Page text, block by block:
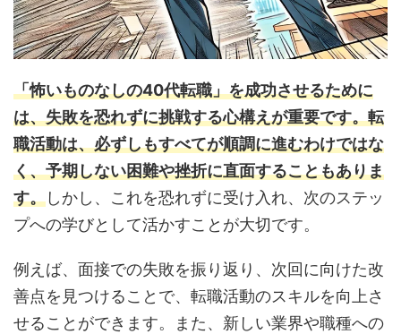
「怖いものなしの40代転職」を成功させるために
は、失敗を恐れずに挑戦する心構えが重要です。転
職活動は、必ずしもすべてが順調に進むわけではな
く、予期しない困難や挫折に直面することもありま
す。しかし、これを恐れずに受け入れ、次のステッ
プへの学びとして活かすことが大切です。
例えば、面接での失敗を振り返り、次回に向けた改
善点を見つけることで、転職活動のスキルを向上さ
せることができます。また、新しい業界や職種への